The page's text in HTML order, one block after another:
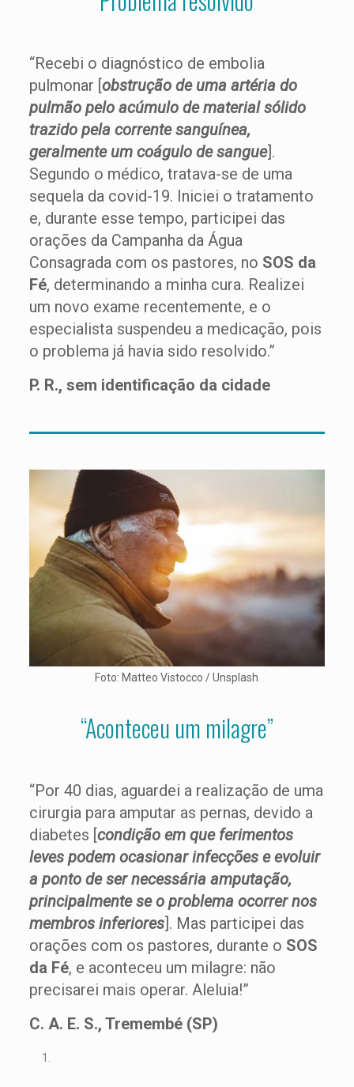
“Recebi o diagnóstico de embolia
pulmonar [obstrução de uma artéria do
pulmão pelo acúmulo de material sólido
trazido pela corrente sanguínea,
geralmente um coágulo de sangue].
Segundo o médico, tratava-se de uma
sequela da covid-19. Iniciei o tratamento
e, durante esse tempo, participei das
orações da Campanha da Água
Consagrada com os pastores, no SOS da
Fé, determinando a minha cura. Realizei
um novo exame recentemente, e o
especialista suspendeu a medicação, pois
o problema já havia sido resolvido.”
P. R., sem identificação da cidade
Foto: Matteo Vistocco / Unsplash
“Aconteceu um milagre”
“Por 40 dias, aguardei a realização de uma
cirurgia para amputar as pernas, devido a
diabetes [condição em que ferimentos
leves podem ocasionar infecções e evoluir
a ponto de ser necessária amputação,
principalmente se o problema ocorrer nos
membros inferiores]. Mas participei das
orações com os pastores, durante o SOS
da Fé, e aconteceu um milagre: não
precisarei mais operar. Aleluia!”
C. A. E. S., Tremembé (SP)